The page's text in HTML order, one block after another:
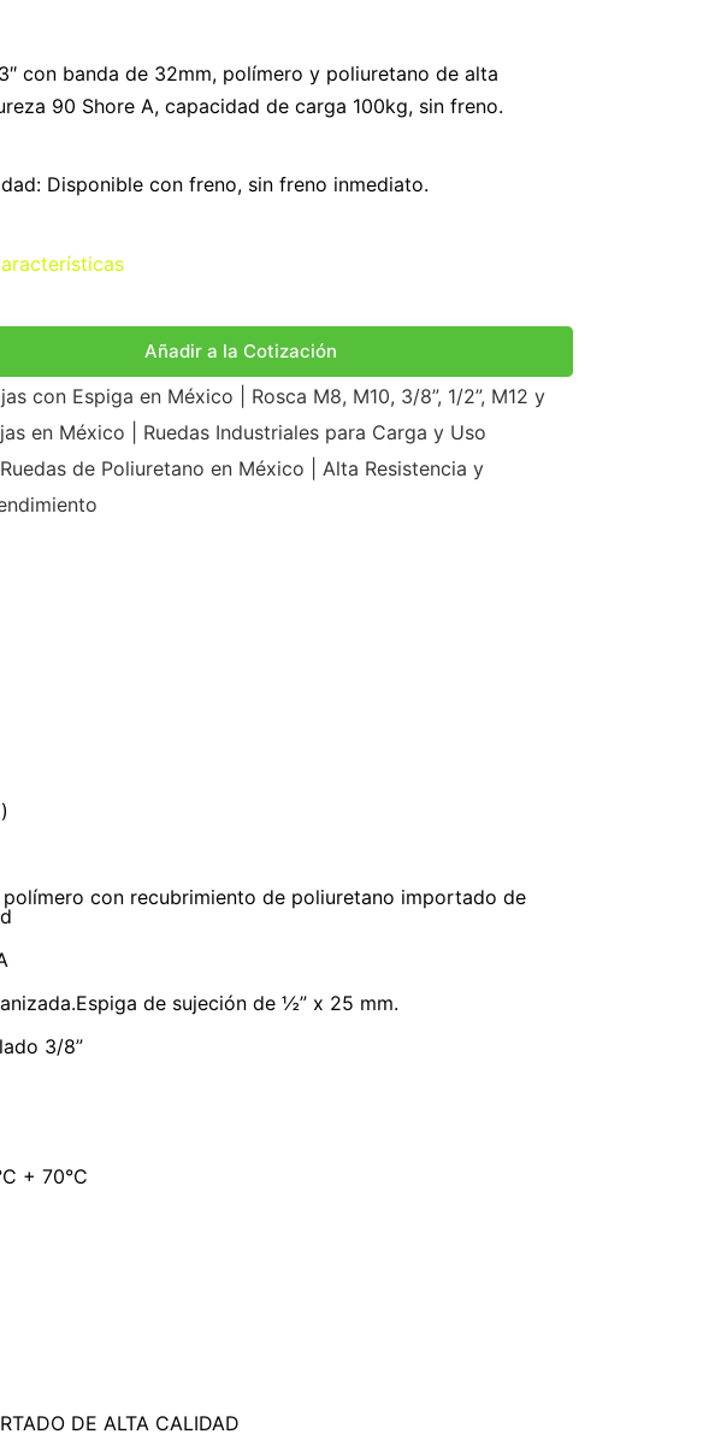
con banda de 32mm, polímero y poliuretano de alta
90 Shore A, capacidad de carga 100kg, sin freno.
Disponible con freno, sin freno inmediato.
Añadir a la Cotización
con Espiga en México | Rosca M8, M10, 3/8”, 1/2”, M12 y
en México | Ruedas Industriales para Carga y Uso
Ruedas de Poliuretano en México | Alta Resistencia y
con recubrimiento de poliuretano importado de
de sujeción de ½” x 25 mm.
3/8”
+ 70°C
DE ALTA CALIDAD